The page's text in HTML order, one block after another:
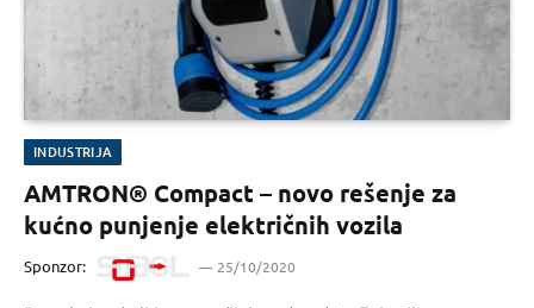
INDUSTRIJA
AMTRON® Compact – novo rešenje za
kućno punjenje električnih vozila
Sponzor: 25/10/2020